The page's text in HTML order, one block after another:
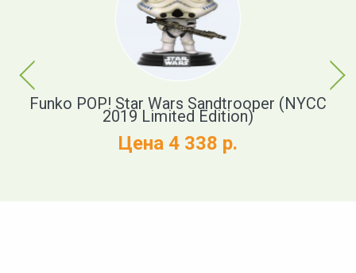
Previous
Funko POP! Star Wars Sandtrooper (NYCC
2019 Limited Edition)
Цена 4 338 р.
Next